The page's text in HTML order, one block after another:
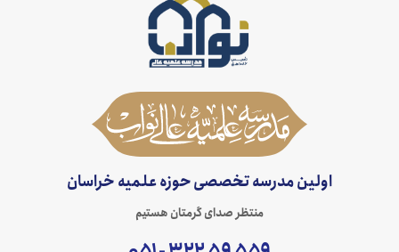
اولین مدرسه تخصصی حوزه علمیه خراسان
منتظر صدای گرمتان هستیم